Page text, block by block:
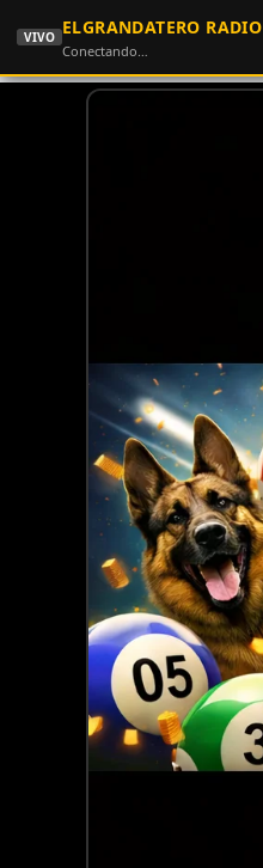
VIVO ELGRANDATERO RADIO
Conectando…